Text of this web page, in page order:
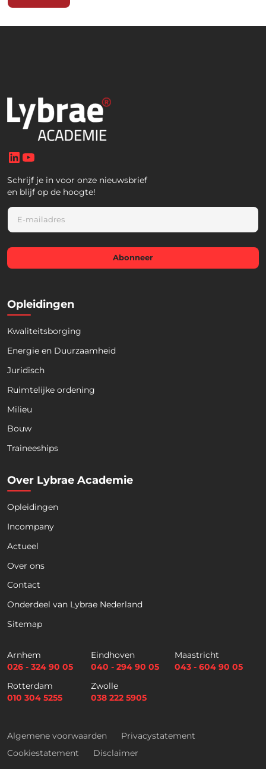
LinkedIn
Schrijf je in voor onze nieuwsbrief
en blijf op de hoogte!
E
a
i
*
Abonneer
Opleidingen
Kwaliteitsborging
Energie en Duurzaamheid
Juridisch
Ruimtelijke ordening
Milieu
Bouw
Traineeships
Over Lybrae Academie
Opleidingen
Incompany
Actueel
Over ons
Contact
Onderdeel van Lybrae Nederland
Sitemap
Arnhem
026 - 324 90 05
Eindhoven
040 - 294 90 05
Maastricht
043 - 604 90 05
Rotterdam
010 304 5255
Zwolle
038 222 5905
Algemene voorwaarden
Privacystatement
Cookiestatement
Disclaimer
Naam
Telefoon
m
a
l
*
Selectievakjes *
Hierbij accepteer ik dat ik via dit e-